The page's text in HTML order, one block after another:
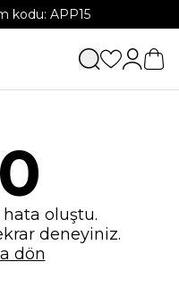
kodu: APP15
oluştu.
deneyiniz.
dön